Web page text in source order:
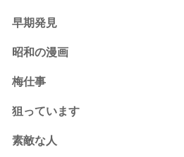
早期発見
昭和の漫画
梅仕事
狙っています
素敵な人